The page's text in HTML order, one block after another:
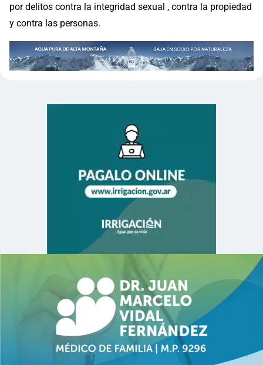
por delitos contra la integridad sexual , contra la propiedad
y contra las personas.